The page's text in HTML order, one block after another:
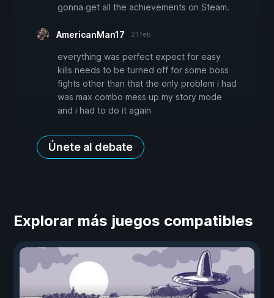
gonna get all the achievements on Steam.
AmericanMan17 21 feb.
everything was perfect expect for easy
kills needs to be turned off for some boss
fights other than that the only problem i had
was max combo mess up my story mode
and i had to do it again
Únete al debate
Explorar más juegos compatibles